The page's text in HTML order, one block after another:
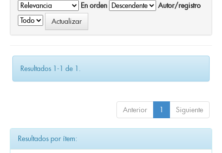
En orden
Autor/registro
Resultados 1-1 de 1.
Anterior 1 Siguiente
Resultados por ítem: